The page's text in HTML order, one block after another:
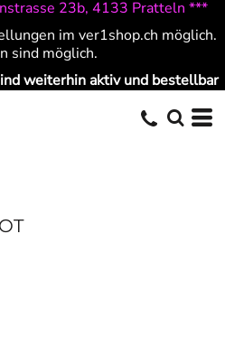
23b, 4133 Pratteln ***
im ver1shop.ch möglich.
sind möglich.
weiterhin aktiv und bestellbar